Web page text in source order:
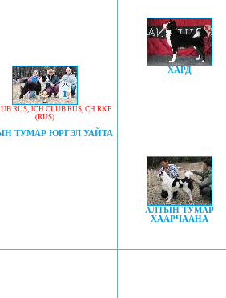
RUS, JCH CLUB RUS, CH RKF
(RUS)
ТУМАР ЮРГЭЛ УАЙТА
ХАРД
АЛТЫН ТУМАР
ХААРЧААНА